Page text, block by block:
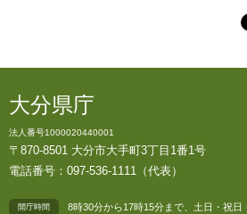
大分県庁
法人番号1000020440001
〒870-8501 大分市大手町3丁目1番1号
電話番号：097-536-1111（代表）
開庁時間 8時30分から17時15分まで、土日・祝日